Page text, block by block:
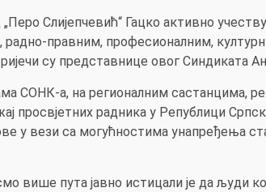
Слијепчевић“ Гацко активно
радно-правним, професионалним,
су представнице овог Синдиката
СОНК-а, на регионалним састанцима,
просвјетних радника у Републици
у вези са могућностима унапређења
више пута јавно истицали је да људи